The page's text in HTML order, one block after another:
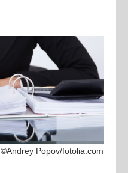
©Andrey Popov/fotolia.com